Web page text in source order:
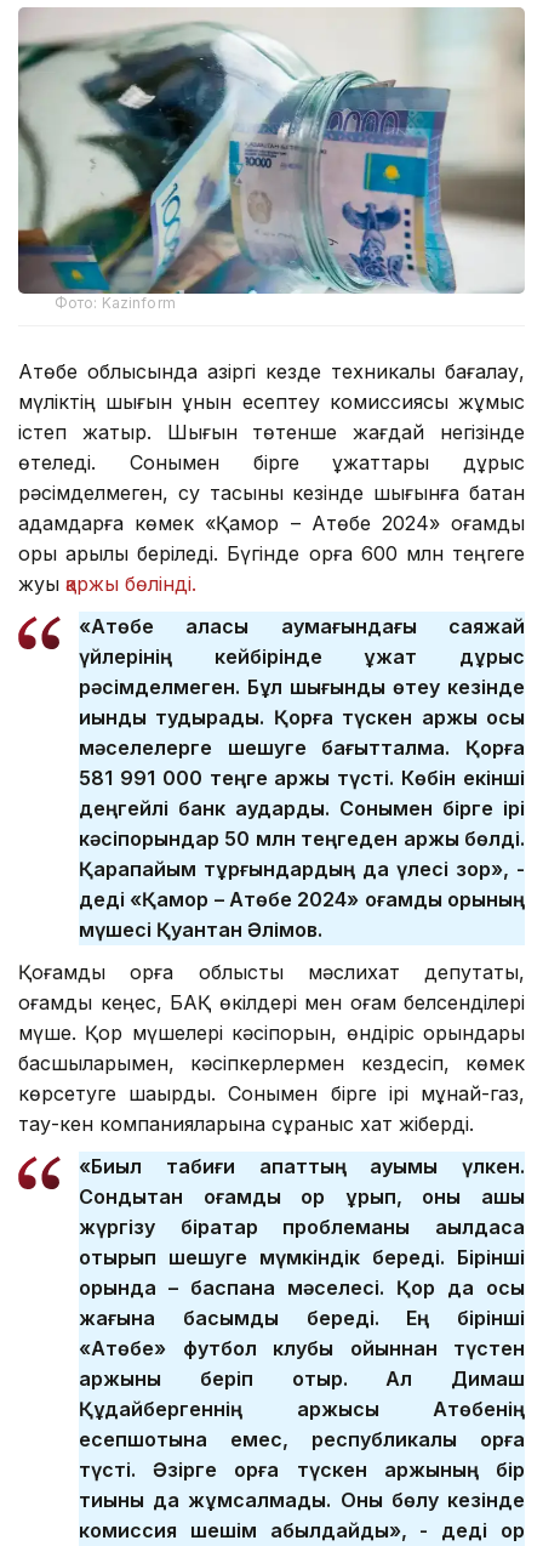
Фото: Kazinform
Ақтөбе облысында қазіргі кезде техникалық бағалау,
мүліктің шығын құнын есептеу комиссиясы жұмыс
істеп жатыр. Шығын төтенше жағдай негізінде
өтеледі. Сонымен бірге құжаттары дұрыс
рәсімделмеген, су тасқыны кезінде шығынға батқан
адамдарға көмек «Қамқор – Ақтөбе 2024» қоғамдық
қоры арқылы беріледі. Бүгінде қорға 600 млн теңгеге
жуық қаржы бөлінді.
«Ақтөбе қаласы аумағындағы саяжай
үйлерінің кейбірінде құжат дұрыс
рәсімделмеген. Бұл шығынды өтеу кезінде
қиындық тудырады. Қорға түскен қаржы осы
мәселелерге шешуге бағытталмақ. Қорға
581 991 000 теңге қаржы түсті. Көбін екінші
деңгейлі банк аударды. Сонымен бірге ірі
кәсіпорындар 50 млн теңгеден қаржы бөлді.
Қарапайым тұрғындардың да үлесі зор», -
деді «Қамқор – Ақтөбе 2024» қоғамдық қорының
мүшесі Қуантқан Әлімов.
Қоғамдық қорға облыстық мәслихат депутаты,
қоғамдық кеңес, БАҚ өкілдері мен қоғам белсенділері
мүше. Қор мүшелері кәсіпорын, өндіріс орындары
басшыларымен, кәсіпкерлермен кездесіп, көмек
көрсетуге шақырды. Сонымен бірге ірі мұнай-газ,
тау-кен компанияларына сұраныс хат жіберді.
«Биыл табиғи апаттың ауқымы үлкен.
Сондықтан қоғамдық қор құрып, оны ашық
жүргізу бірқатар проблеманы ақылдаса
отырып шешуге мүмкіндік береді. Бірінші
орында – баспана мәселесі. Қор да осы
жағына басымдық береді. Ең бірінші
«Ақтөбе» футбол клубы ойыннан түстен
қаржыны беріп отыр. Ал Димаш
Құдайбергеннің қаржысы Ақтөбенің
есепшотына емес, республикалық қорға
түсті. Әзірге қорға түскен қаржының бір
тиыны да жұмсалмады. Оны бөлу кезінде
комиссия шешім қабылдайды», - деді қор